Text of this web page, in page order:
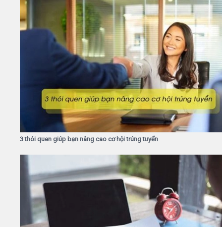
3 thói quen giúp bạn nâng cao cơ hội trúng tuyển